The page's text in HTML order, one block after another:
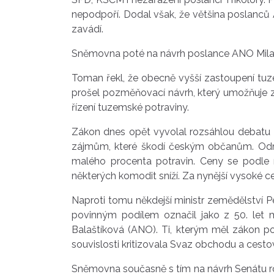
nepodpoří. Dodal však, že většina
zavádí.
Sněmovna poté na návrh poslance ANO
Toman řekl, že obecně vyšší zastoupení
prošel pozměňovací návrh, který
řízení tuzemské potraviny.
Zákon dnes opět vyvolal rozsáhlou
zájmům, které škodí českým občanům.
malého procenta potravin. Ceny se
některých komodit sníží. Za nynější vysoké
Naproti tomu někdejší ministr zemědělství
povinným podílem označil jako z 50. let
Balaštíková (ANO). Ti, kterým měl zákon
souvislosti kritizovala Svaz obchodu a
Sněmovna současně s tím na návrh